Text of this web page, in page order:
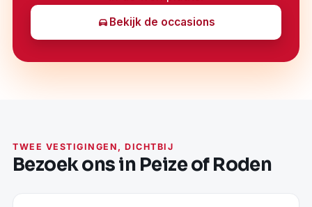
Bekijk de occasions
TWEE VESTIGINGEN, DICHTBIJ
Bezoek ons in Peize of Roden